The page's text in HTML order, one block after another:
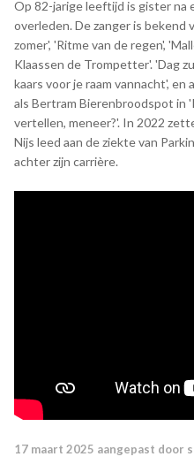
Op 82-jarige leeftijd is gister na
overleden. De zanger is bekend
zomer', 'Ritme van de regen',
Klaassen de Trompetter'. 'Dag
kaars voor je raam vannacht',
als Bertram Bierenbroodspot in
vertellen, meneer?'. In 2022
Nijs leed aan de ziekte van
achter zijn carrière.
17 maart 2025 aangepast door